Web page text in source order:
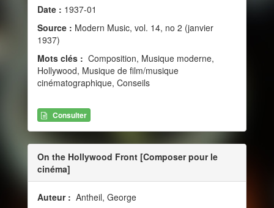
Date : 1937-01
Source : Modern Music, vol. 14, no 2 (janvier
1937)
Mots clés : Composition, Musique moderne,
Hollywood, Musique de film/musique
cinématographique, Conseils
Consulter
On the Hollywood Front [Composer pour le
cinéma]
Auteur : Antheil, George